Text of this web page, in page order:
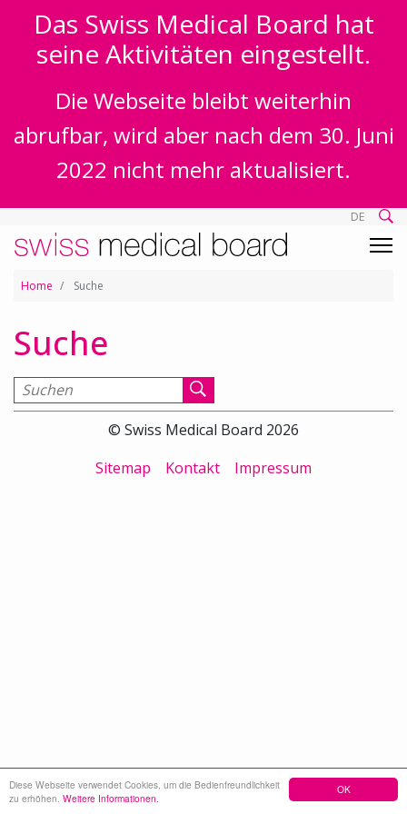
OK
Diese Webseite verwendet Cookies, um die Bedienfreundlichkeit
zu erhöhen. Weitere Informationen.
Das Swiss Medical Board hat
seine Aktivitäten eingestellt.
Die Webseite bleibt weiterhin
abrufbar, wird aber nach dem 30. Juni
2022 nicht mehr aktualisiert.
DE
Home Suche
Suche
Suchen nach
© Swiss Medical Board 2026
Sitemap
Kontakt Impressum